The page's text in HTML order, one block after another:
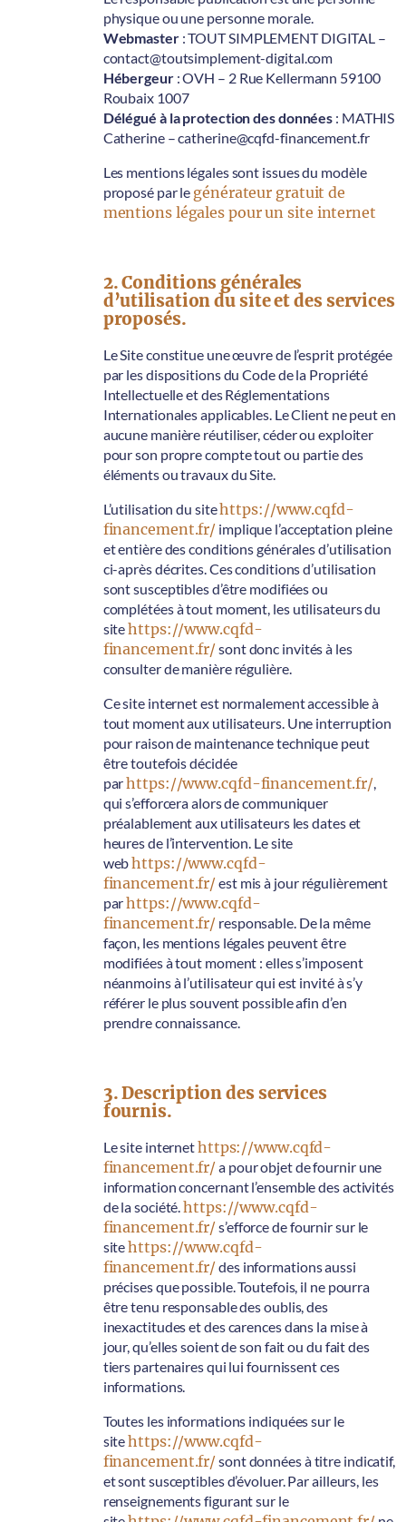
physique ou une personne morale.
Webmaster: TOUT SIMPLEMENT DIGITAL –
contact@toutsimplement-digital.com
Hébergeur: OVH – 2 Rue Kellermann 59100
Roubaix 1007
Délégué à la protection des données : MATHIS
Catherine – catherine@cqfd-financement.fr
Les mentions légales sont issues du modèle
proposé par le générateur gratuit de
mentions légales pour un site internet
2. Conditions générales
d’utilisation du site et des services
proposés.
Le Site constitue une œuvre de l’esprit protégée
par les dispositions du Code de la Propriété
Intellectuelle et des Réglementations
Internationales applicables. Le Client ne peut en
aucune manière réutiliser, céder ou exploiter
pour son propre compte tout ou partie des
éléments ou travaux du Site.
L’utilisation du sitehttps://www.cqfd-
financement.fr/ implique l’acceptation pleine
et entière des conditions générales d’utilisation
ci-après décrites. Ces conditions d’utilisation
sont susceptibles d’être modifiées ou
complétées à tout moment, les utilisateurs du
sitehttps://www.cqfd-
financement.fr/sont donc invités à les
consulter de manière régulière.
Ce site internet est normalement accessible à
tout moment aux utilisateurs. Une interruption
pour raison de maintenance technique peut
être toutefois décidée
parhttps://www.cqfd-financement.fr/,
qui s’efforcera alors de communiquer
préalablement aux utilisateurs les dates et
heures de l’intervention. Le site
webhttps://www.cqfd-
financement.fr/est mis à jour régulièrement
parhttps://www.cqfd-
financement.fr/ responsable. De la même
façon, les mentions légales peuvent être
modifiées à tout moment : elles s’imposent
néanmoins à l’utilisateur qui est invité à s’y
référer le plus souvent possible afin d’en
prendre connaissance.
3. Description des services
fournis.
Le site internethttps://www.cqfd-
financement.fr/a pour objet de fournir une
information concernant l’ensemble des activités
de la société.https://www.cqfd-
financement.fr/s’efforce de fournir sur le
sitehttps://www.cqfd-
financement.fr/des informations aussi
précises que possible. Toutefois, il ne pourra
être tenu responsable des oublis, des
inexactitudes et des carences dans la mise à
jour, qu’elles soient de son fait ou du fait des
tiers partenaires qui lui fournissent ces
informations.
Toutes les informations indiquées sur le
sitehttps://www.cqfd-
financement.fr/sont données à titre indicatif,
et sont susceptibles d’évoluer. Par ailleurs, les
renseignements figurant sur le